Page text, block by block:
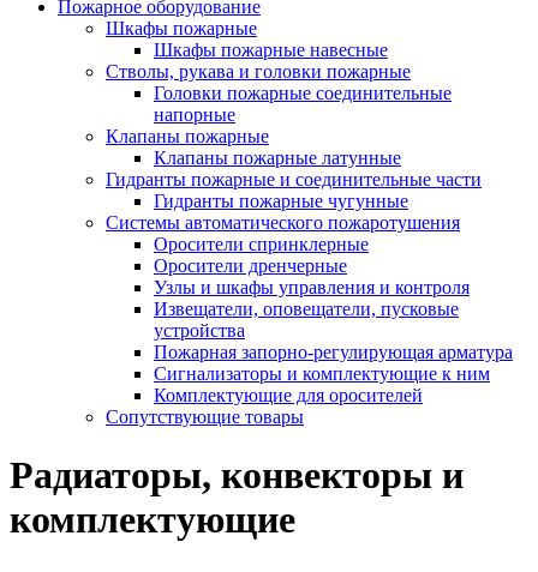
Пожарное оборудование
Шкафы пожарные
Шкафы пожарные навесные
Стволы, рукава и головки пожарные
Головки пожарные соединительные
напорные
Клапаны пожарные
Клапаны пожарные латунные
Гидранты пожарные и соединительные части
Гидранты пожарные чугунные
Системы автоматического пожаротушения
Оросители спринклерные
Оросители дренчерные
Узлы и шкафы управления и контроля
Извещатели, оповещатели, пусковые
устройства
Пожарная запорно-регулирующая арматура
Сигнализаторы и комплектующие к ним
Комплектующие для оросителей
Сопутствующие товары
Радиаторы, конвекторы и
комплектующие